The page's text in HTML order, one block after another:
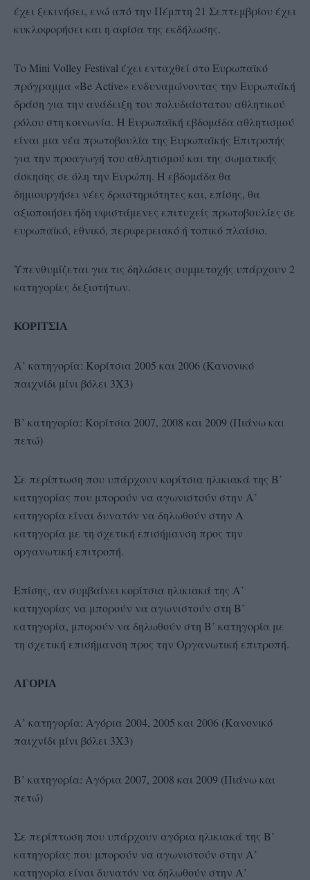
έχει ξεκινήσει, ενώ από την Πέμπτη 21 Σεπτεμβρίου έχει
κυκλοφορήσει και η αφίσα της εκδήλωσης.
Το Mini Volley Festival έχει ενταχθεί στο Ευρωπαϊκό
πρόγραμμα «Be Active» ενδυναμώνοντας την Ευρωπαϊκή
δράση για την ανάδειξη του πολυδιάστατου αθλητικού
ρόλου στη κοινωνία. Η Ευρωπαϊκή εβδομάδα αθλητισμού
είναι μια νέα πρωτοβουλία της Ευρωπαϊκής Επιτροπής
για την προαγωγή του αθλητισμού και της σωματικής
άσκησης σε όλη την Ευρώπη. Η εβδομάδα θα
δημιουργήσει νέες δραστηριότητες και, επίσης, θα
αξιοποιήσει ήδη υφιστάμενες επιτυχείς πρωτοβουλίες σε
ευρωπαϊκό, εθνικό, περιφερειακό ή τοπικό πλαίσιο.
Υπενθυμίζεται για τις δηλώσεις συμμετοχής υπάρχουν 2
κατηγορίες δεξιοτήτων.
ΚΟΡΙΤΣΙΑ
Α’ κατηγορία: Κορίτσια 2005 και 2006 (Κανονικό
παιχνίδι μίνι βόλει 3Χ3)
Β’ κατηγορία: Κορίτσια 2007, 2008 και 2009 (Πιάνω και
πετώ)
Σε περίπτωση που υπάρχουν κορίτσια ηλικιακά της Β’
κατηγορίας που μπορούν να αγωνιστούν στην Α’
κατηγορία είναι δυνατόν να δηλωθούν στην Α
κατηγορία με τη σχετική επισήμανση προς την
οργανωτική επιτροπή.
Επίσης, αν συμβαίνει κορίτσια ηλικιακά της Α’
κατηγορίας να μπορούν να αγωνιστούν στη Β’
κατηγορία, μπορούν να δηλωθούν στη Β’ κατηγορία με
τη σχετική επισήμανση προς την Οργανωτική επιτροπή.
ΑΓΟΡΙΑ
Α’ κατηγορία: Αγόρια 2004, 2005 και 2006 (Κανονικό
παιχνίδι μίνι βόλει 3Χ3)
Β’ κατηγορία: Αγόρια 2007, 2008 και 2009 (Πιάνω και
πετώ)
Σε περίπτωση που υπάρχουν αγόρια ηλικιακά της Β’
κατηγορίας που μπορούν να αγωνιστούν στην Α’
κατηγορία είναι δυνατόν να δηλωθούν στην Α’